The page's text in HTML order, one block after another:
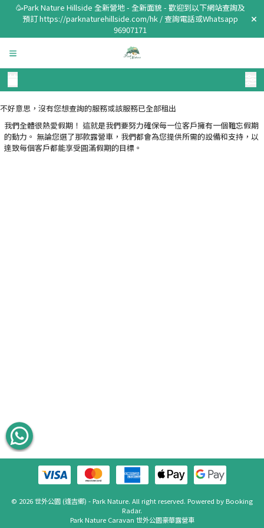
🥳Park Nature Hillside 全新營地 - 全新面貌 - 歡迎到以下網站查詢及
預訂 https://parknaturehillside.com/hk / 查詢電話或Whatsapp
96907171
不好意思，沒有您想查詢的服務或該服務已全部租出
我們全體很熱愛假期！ 這就是我們要努力確保每一位客戶擁有一個難忘假期
的動力。 無論您選了那款露營車，我們都會為您提供所需的設備和支持，以
達致每個客戶都能享受圓滿假期的目標。
© 2026 世外公園 (逢吉鄉) - Park Nature. All right reserved. Powered byBooking
Radar.
Park Nature Caravan 世外公園豪華露營車